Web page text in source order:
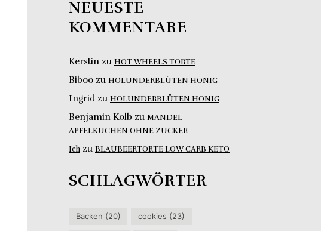
NEUESTE
KOMMENTARE
Kerstin zu HOT WHEELS TORTE
Biboo zu HOLUNDERBLÜTEN HONIG
Ingrid zu HOLUNDERBLÜTEN HONIG
Benjamin Kolb zu MANDEL
APFELKUCHEN OHNE ZUCKER
Ich zu BLAUBEERTORTE LOW CARB KETO
SCHLAGWÖRTER
Backen (20) cookies (23)